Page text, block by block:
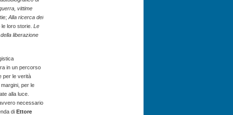
vittime
Alla ricerca dei
loro storie. Le
liberazione
in un percorso
per le verità
per le
alla luce.
necessario
di Ettore